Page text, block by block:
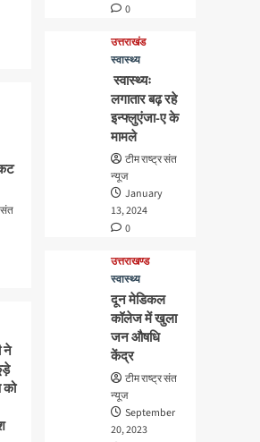
संत
ने
को
0
उत्तराखंड
स्वास्थ्य
स्वास्थ्यः
लगातार बढ़ रहे
इन्फ्लुएंजा-ए के
मामले
टीम राष्ट्र संत
न्यूज
January
13, 2024
0
उत्तराखण्ड
स्वास्थ्य
दून मेडिकल
कॉलेज में खुला
जन औषधि
केंद्र
टीम राष्ट्र संत
न्यूज
September
20, 2023